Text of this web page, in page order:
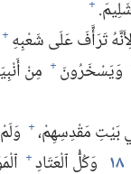
+
تَرَأَّفَ عَلَى شَعْبِهِ +
وَيَسْخَرُونَ + مِنْ
بَيْتِ مَقْدِسِهِمْ،‏+
١٨ وَكُلُّ ٱلْعَتَادِ+